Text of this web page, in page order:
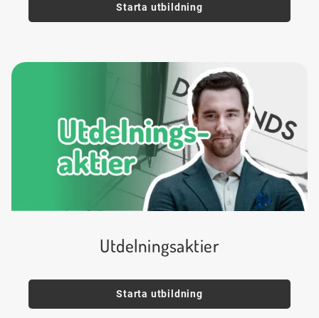
Starta utbildning
Utdelningsaktier
Starta utbildning